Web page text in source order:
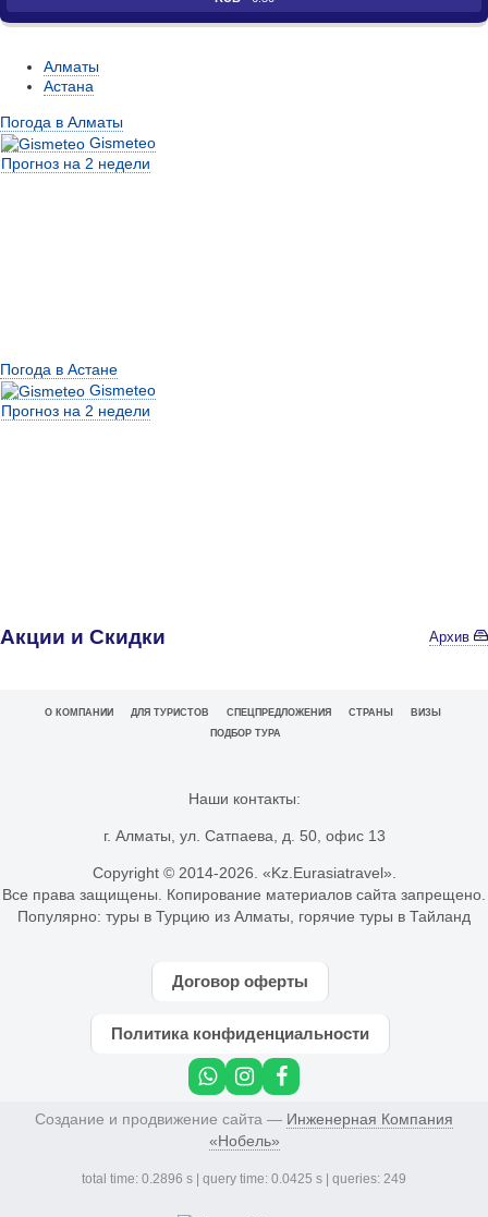
Алматы
Астана
Погода в Алматы
Gismeteo
Прогноз на 2 недели
Погода в Астане
Gismeteo
Прогноз на 2 недели
Акции и Скидки Архив
О КОМПАНИИ ДЛЯ ТУРИСТОВ СПЕЦПРЕДЛОЖЕНИЯ СТРАНЫ
ВИЗЫ
ПОДБОР ТУРА
Наши контакты:
г. Алматы, ул. Сатпаева, д. 50, офис 13
Copyright © 2014-2026. «Kz.Eurasiatravel».
Все права защищены. Копирование материалов сайта запрещено.
Популярно: туры в Турцию из Алматы горячие туры в Тайланд
Договор оферты
Политика конфиденциальности
Создание и продвижение сайта — Инженерная Компания
«Нобель»
total time: 0.2896 s | query time: 0.0425 s | queries: 249